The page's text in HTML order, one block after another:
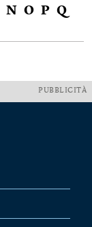
N O P Q
PUBBLICITÀ